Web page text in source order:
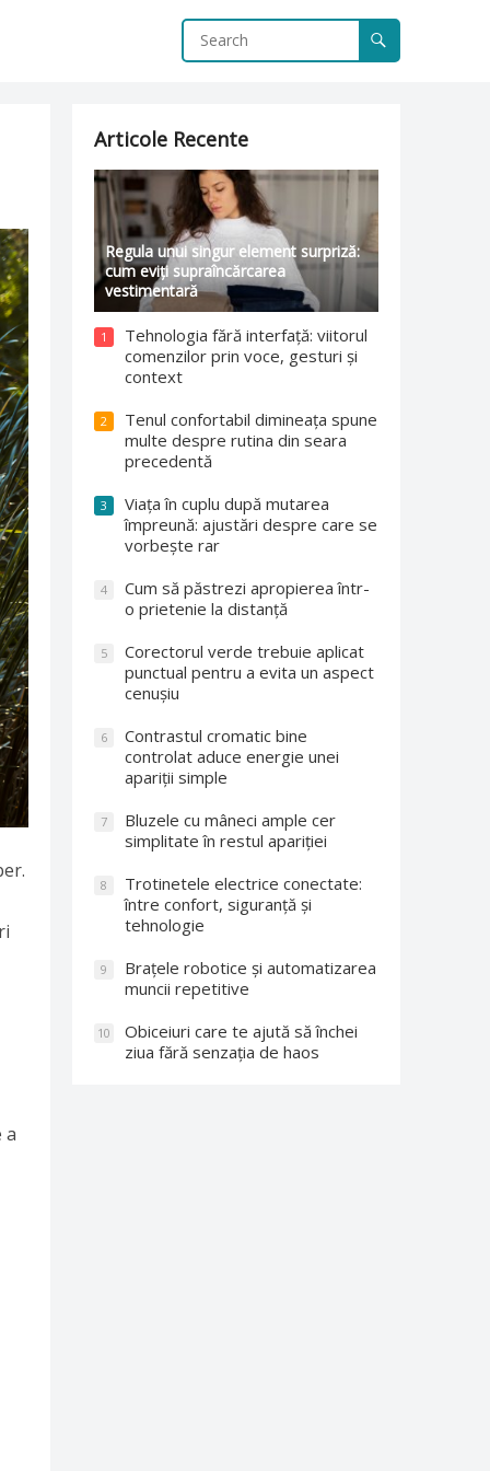
a
Articole Recente
Regula unui singur element surpriză:
cum eviți supraîncărcarea
vestimentară
1
Tehnologia fără interfață: viitorul
comenzilor prin voce, gesturi și
context
2
Tenul confortabil dimineața spune
multe despre rutina din seara
precedentă
3
Viața în cuplu după mutarea
împreună: ajustări despre care se
vorbește rar
4
Cum să păstrezi apropierea într-
o prietenie la distanță
5
Corectorul verde trebuie aplicat
punctual pentru a evita un aspect
cenușiu
6
Contrastul cromatic bine
controlat aduce energie unei
apariții simple
7
Bluzele cu mâneci ample cer
simplitate în restul apariției
8
Trotinetele electrice conectate:
între confort, siguranță și
tehnologie
9
Brațele robotice și automatizarea
muncii repetitive
10
Obiceiuri care te ajută să închei
ziua fără senzația de haos